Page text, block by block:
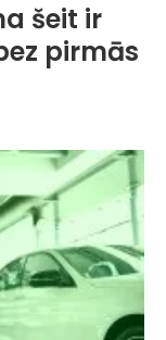
šeit ir
pirmās